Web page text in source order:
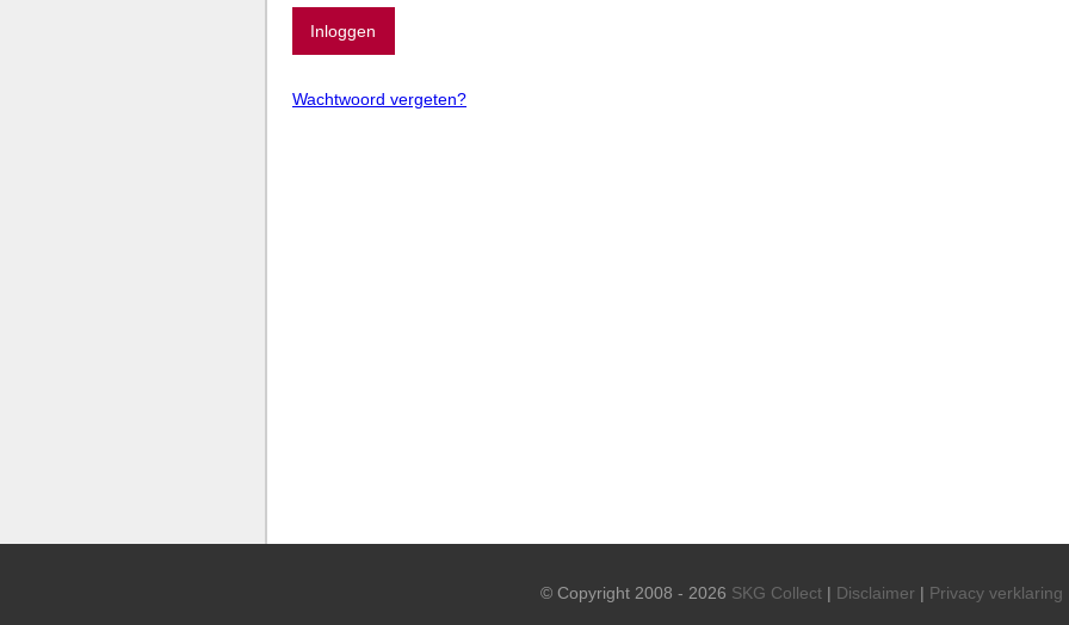
Wachtwoord vergeten?
© Copyright 2008 - 2026 SKG Collect | Disclaimer | Privacy verklaring